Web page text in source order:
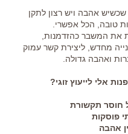
אהבה ויש רצון לתקן
טובה, הכל אפשרי.
את המשבר כהזדמנות,
מחדש, ליצירת קשר עמוק
ואהבה גדולה.
אלי לייעוץ זוגי?
חוסר תקשורת
פוסקות
אהבה